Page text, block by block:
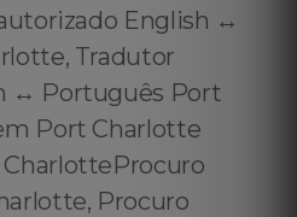
English ↔️
Tradutor
↔️ Português Port
Port Charlotte
Procuro